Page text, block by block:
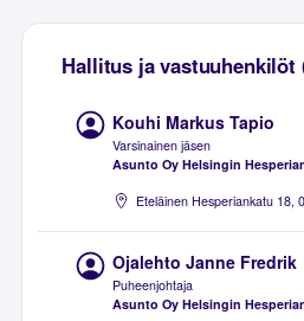
Hallitus ja vastuuhenkilöt
Kouhi Markus Tapio
Varsinainen jäsen
Asunto Oy Helsingin
Eteläinen Hesperiankatu 18,
Ojalehto Janne Fredrik
Puheenjohtaja
Asunto Oy Helsingin